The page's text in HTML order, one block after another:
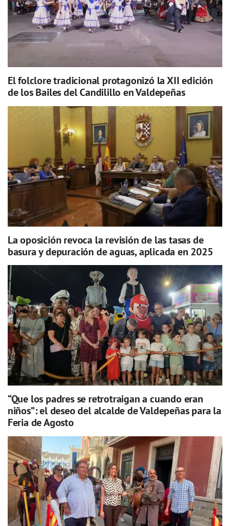
El folclore tradicional protagonizó la XII edición
de los Bailes del Candilillo en Valdepeñas
La oposición revoca la revisión de las tasas de
basura y depuración de aguas, aplicada en 2025
“Que los padres se retrotraigan a cuando eran
niños”: el deseo del alcalde de Valdepeñas para la
Feria de Agosto